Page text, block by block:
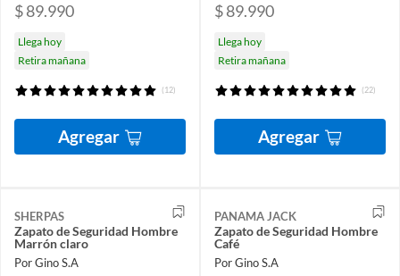
$ 89.990
Llega hoy
Retira mañana
(12)
Agregar
$ 89.990
Llega hoy
Retira mañana
(22)
Agregar
SHERPAS
Zapato de Seguridad Hombre
Marrón claro
Por Gino S.A
PANAMA JACK
Zapato de Seguridad Hombre
Café
Por Gino S.A